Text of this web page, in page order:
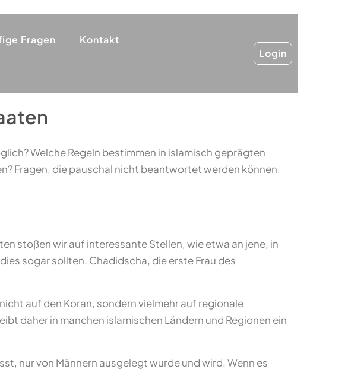
Fragen Kontakt
Login
Welche Regeln bestimmen in islamisch geprägten
Fragen, die pauschal nicht beantwortet werden können.
stoßen wir auf interessante Stellen, wie etwa an jene, in
sogar sollten. Chadidscha, die erste Frau des
auf den Koran, sondern vielmehr auf regionale
daher in manchen islamischen Ländern und Regionen ein
nur von Männern ausgelegt wurde und wird. Wenn es